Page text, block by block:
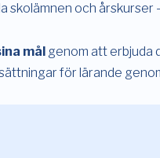
och årskurser
mål genom att erbjuda
för lärande